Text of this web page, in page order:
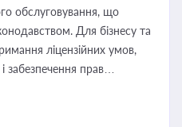
обслуговування, що
Для бізнесу та
ліцензійних умов,
забезпечення прав